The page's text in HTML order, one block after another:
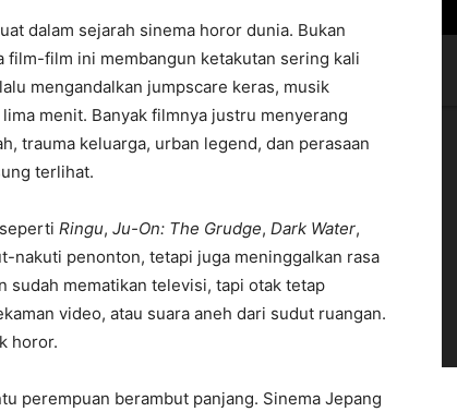
dalam sejarah sinema horor dunia. Bukan
film-film ini membangun ketakutan sering kali
mengandalkan jumpscare keras, musik
menit. Banyak filmnya justru menyerang
trauma keluarga, urban legend, dan perasaan
terlihat.
Ringu, Ju-On: The Grudge, Dark Water,
nakuti penonton, tetapi juga meninggalkan rasa
sudah mematikan televisi, tapi otak tetap
video, atau suara aneh dari sudut ruangan.
horor.
perempuan berambut panjang. Sinema Jepang